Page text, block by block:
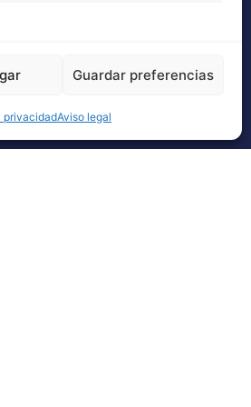
Guardar preferencias
privacidadAviso legal